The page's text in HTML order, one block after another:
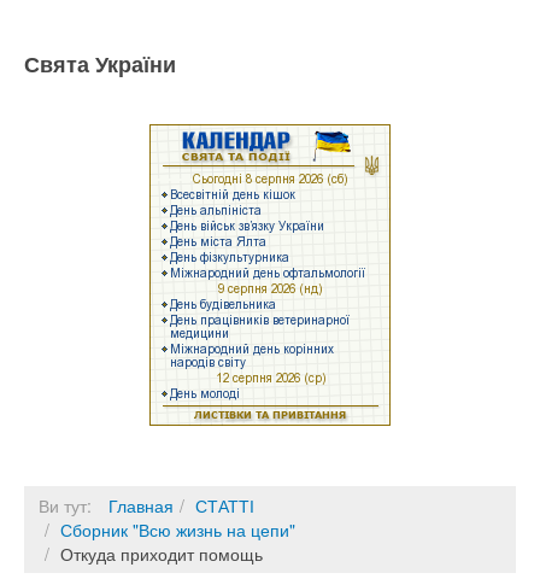
Свята України
Ви тут: Главная
СТАТТІ
Сборник "Всю жизнь на цепи"
Откуда приходит помощь